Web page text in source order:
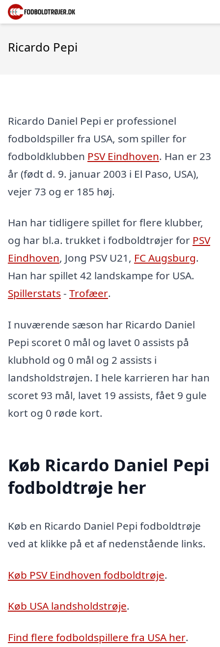
Ricardo Pepi
Ricardo Daniel Pepi er professionel
fodboldspiller fra USA, som spiller for
fodboldklubben PSV Eindhoven. Han er 23
år (født d. 9. januar 2003 i El Paso, USA),
vejer 73 og er 185 høj.
Han har tidligere spillet for flere klubber,
og har bl.a. trukket i fodboldtrøjer for PSV
Eindhoven, Jong PSV U21, FC Augsburg.
Han har spillet 42 landskampe for USA.
Spillerstats - Trofæer.
I nuværende sæson har Ricardo Daniel
Pepi scoret 0 mål og lavet 0 assists på
klubhold og 0 mål og 2 assists i
landsholdstrøjen. I hele karrieren har han
scoret 93 mål, lavet 19 assists, fået 9 gule
kort og 0 røde kort.
Køb Ricardo Daniel Pepi
fodboldtrøje her
Køb en Ricardo Daniel Pepi fodboldtrøje
ved at klikke på et af nedenstående links.
Køb PSV Eindhoven fodboldtrøje.
Køb USA landsholdstrøje.
Find flere fodboldspillere fra USA her.